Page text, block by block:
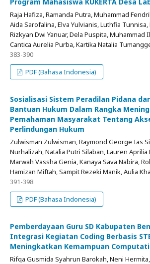
Raja Hafiza, Ramanda Putra, Muhammad
Aida Sarofalina, Elva Yulvianis, Luthfia
Rizkyan Dwi Yanuar, Dela Puspita, Muhammad
Cantica Aurelia Purba, Kartika Natalia
383-390
PDF (Bahasa Indonesia)
Sosialisasi Sistem Peradilan Pidana
Bantuan Hukum Dalam Rangka
Pemahaman Masyarakat Tentang
Perlindungan Hukum
Zulwisman Zulwisman, Raymond George Ias
Nurhalizah, Natalia Putri Silaban, Lauren
Marwah Vassha Genia, Kanaya Sava Nabira,
Hamizan Miftah, Sampit Rezeki Manik, Aulia
391-398
PDF (Bahasa Indonesia)
Pemberdayaan Guru SD Kabupaten
Integrasi Kegiatan Coding Berbasis
Meningkatkan Kemampuan
Rifqa Gusmida Syahrun Barokah, Neni Hermita,